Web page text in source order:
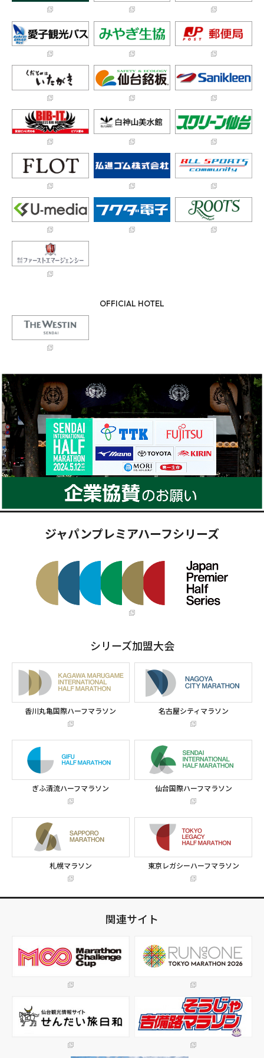
OFFICIAL HOTEL
ジャパンプレミアハーフシリーズ
シリーズ加盟大会
香川丸亀国際ハーフマラソン 名古屋シティマラソン
ぎふ清流ハーフマラソン 仙台国際ハーフマラソン
札幌マラソン 東京レガシーハーフマラソン
関連サイト